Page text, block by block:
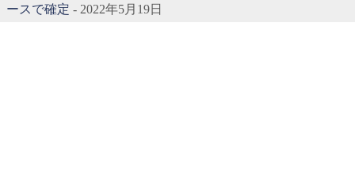
ースで確定 - 2022年5月19日